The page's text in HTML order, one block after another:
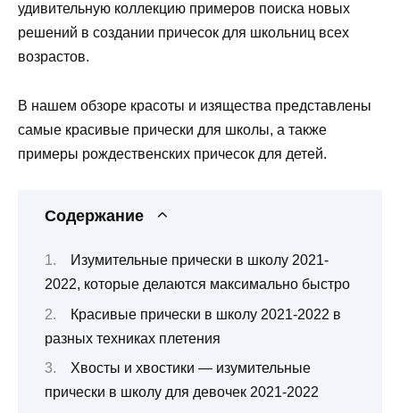
удивительную коллекцию примеров поиска новых
решений в создании причесок для школьниц всех
возрастов.
В нашем обзоре красоты и изящества представлены
самые красивые прически для школы, а также
примеры рождественских причесок для детей.
Содержание
Изумительные прически в школу 2021-
2022, которые делаются максимально быстро
Красивые прически в школу 2021-2022 в
разных техниках плетения
Хвосты и хвостики — изумительные
прически в школу для девочек 2021-2022